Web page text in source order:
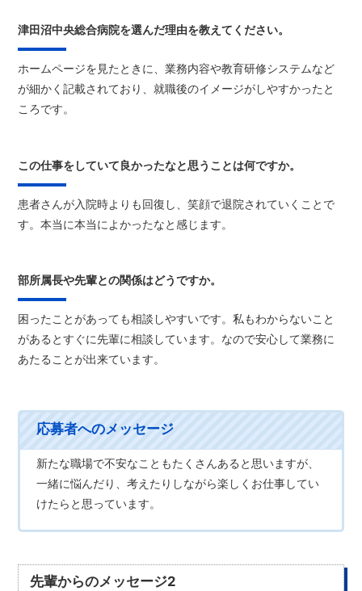
津田沼中央総合病院を選んだ理由を教えてください。
ホームページを見たときに、業務内容や教育研修システムなど
が細かく記載されており、就職後のイメージがしやすかったと
ころです。
この仕事をしていて良かったなと思うことは何ですか。
患者さんが入院時よりも回復し、笑顔で退院されていくことで
す。本当に本当によかったなと感じます。
部所属長や先輩との関係はどうですか。
困ったことがあっても相談しやすいです。私もわからないこと
があるとすぐに先輩に相談しています。なので安心して業務に
あたることが出来ています。
新たな職場で不安なこともたくさんあると思いますが、
一緒に悩んだり、考えたりしながら楽しくお仕事してい
けたらと思っています。
先輩からのメッセージ2